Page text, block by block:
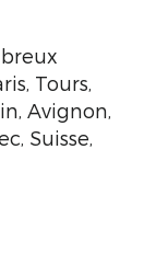
Tours,
Avignon,
Suisse,